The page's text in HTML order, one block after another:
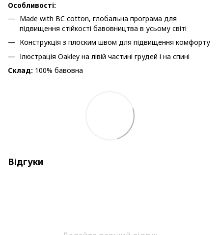
Особливості:
Made with BC cotton, глобальна програма для
підвищення стійкості бавовництва в усьому світі
Конструкція з плоским швом для підвищення комфорту
Ілюстрація Oakley на лівій частині грудей і на спині
Склад: 100% бавовна
Відгуки